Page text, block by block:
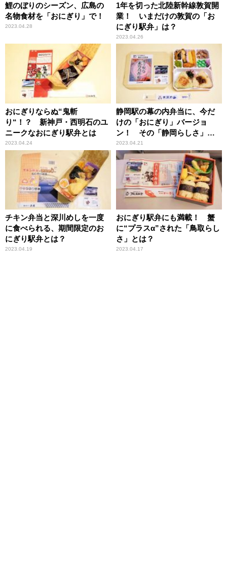
鯉のぼりのシーズン、広島の
名物食材を「おにぎり」で！
2023.04.28
1年を切った北陸新幹線敦賀開
業！ いまだけの敦賀の「お
にぎり駅弁」は？
2023.04.26
おにぎりならぬ“鬼斬
り“！？ 新神戸・西明石のユ
ニークなおにぎり駅弁とは
2023.04.24
静岡駅の幕の内弁当に、今だ
けの「おにぎり」バージョ
ン！ その「静岡らしさ」と
は？
2023.04.21
チキン弁当と深川めしを一度
に食べられる、期間限定のお
にぎり駅弁とは？
2023.04.19
おにぎり駅弁にも満載！ 蟹
に“プラスα”された「鳥取らし
さ」とは？
2023.04.17